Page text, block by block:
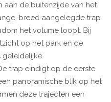
aan de buitenzijde van het
breed aangelegde trap
het volume loopt. Bij
op het park en de
geleidelijke
trap eindigt op de eerste
panoramische blik op het
deze trajecten een